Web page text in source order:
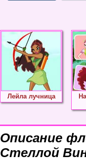
Лейла лучница
Описание
Стеллой